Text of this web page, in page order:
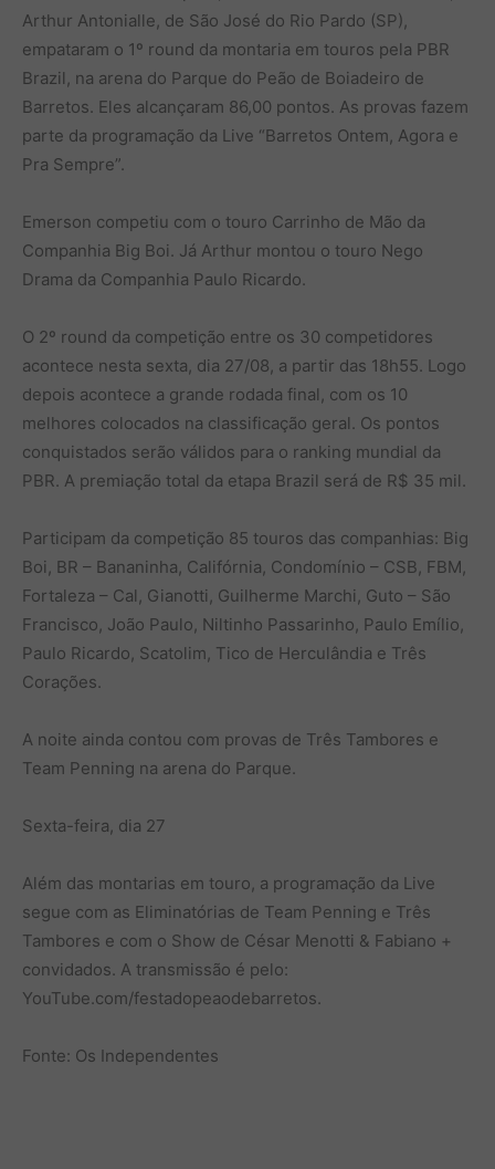
Arthur Antonialle, de São José do Rio Pardo (SP),
empataram o 1º round da montaria em touros pela PBR
Brazil, na arena do Parque do Peão de Boiadeiro de
Barretos. Eles alcançaram 86,00 pontos. As provas fazem
parte da programação da Live “Barretos Ontem, Agora e
Pra Sempre”.
Emerson competiu com o touro Carrinho de Mão da
Companhia Big Boi. Já Arthur montou o touro Nego
Drama da Companhia Paulo Ricardo.
O 2º round da competição entre os 30 competidores
acontece nesta sexta, dia 27/08, a partir das 18h55. Logo
depois acontece a grande rodada final, com os 10
melhores colocados na classificação geral. Os pontos
conquistados serão válidos para o ranking mundial da
PBR. A premiação total da etapa Brazil será de R$ 35 mil.
Participam da competição 85 touros das companhias: Big
Boi, BR – Bananinha, Califórnia, Condomínio – CSB, FBM,
Fortaleza – Cal, Gianotti, Guilherme Marchi, Guto – São
Francisco, João Paulo, Niltinho Passarinho, Paulo Emílio,
Paulo Ricardo, Scatolim, Tico de Herculândia e Três
Corações.
A noite ainda contou com provas de Três Tambores e
Team Penning na arena do Parque.
Sexta-feira, dia 27
Além das montarias em touro, a programação da Live
segue com as Eliminatórias de Team Penning e Três
Tambores e com o Show de César Menotti & Fabiano +
convidados. A transmissão é pelo:
YouTube.com/festadopeaodebarretos.
Fonte: Os Independentes